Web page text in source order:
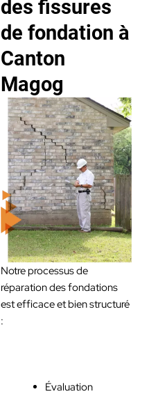
des fissures
de fondation à
Canton
Magog
Notre processus de
réparation des fondations
est efficace et bien structuré
:
Évaluation